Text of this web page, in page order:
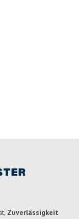
Zuverlässigkeit